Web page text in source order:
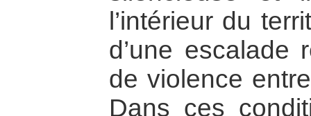
l’intérieur du
d’une escalade
de violence
Dans ces